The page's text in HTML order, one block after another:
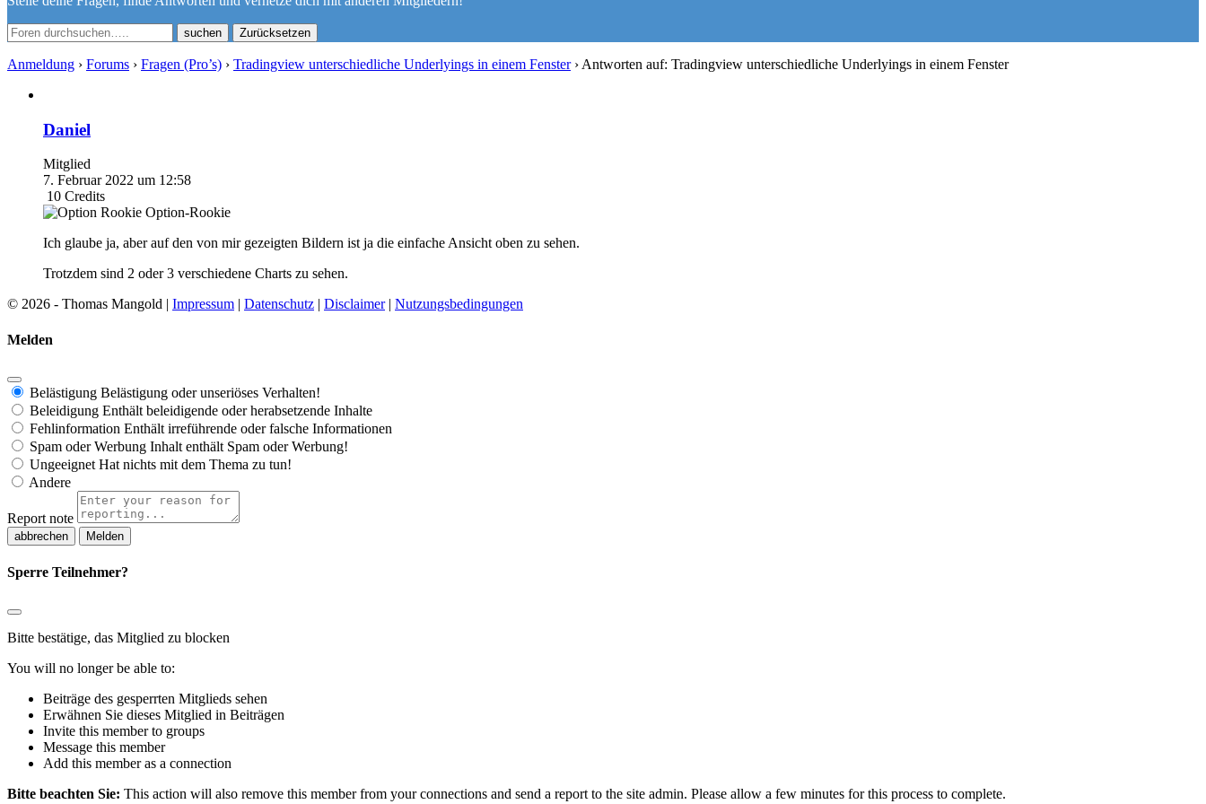
Zurücksetzen
Anmeldung › Forums › Fragen (Pro’s) › Tradingview unterschiedliche Underlyings in einem Fenster › Antworten auf: Tradingview unterschiedliche Underlyings in einem Fenster
Daniel
Mitglied
7. Februar 2022 um 12:58
10 Credits
Option-Rookie
Ich glaube ja, aber auf den von mir gezeigten Bildern ist ja die einfache Ansicht oben zu sehen.
Trotzdem sind 2 oder 3 verschiedene Charts zu sehen.
© 2026 - Thomas Mangold | Impressum | Datenschutz | Disclaimer| Nutzungsbedingungen
Melden
Belästigung Belästigung oder unseriöses Verhalten!
Beleidigung Enthält beleidigende oder herabsetzende Inhalte
Fehlinformation Enthält irreführende oder falsche Informationen
Spam oder Werbung Inhalt enthält Spam oder Werbung!
Ungeeignet Hat nichts mit dem Thema zu tun!
Andere
Report note
Melden
Sperre Teilnehmer?
Bitte bestätige, das Mitglied zu blocken
You will no longer be able to:
Beiträge des gesperrten Mitglieds sehen
Erwähnen Sie dieses Mitglied in Beiträgen
Invite this member to groups
Message this member
Add this member as a connection
Bitte beachten Sie: This action will also remove this member from your connections and send a report to the site admin. Please allow a few minutes for this process to complete.